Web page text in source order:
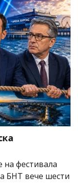
на фестивала
БНТ вече шести